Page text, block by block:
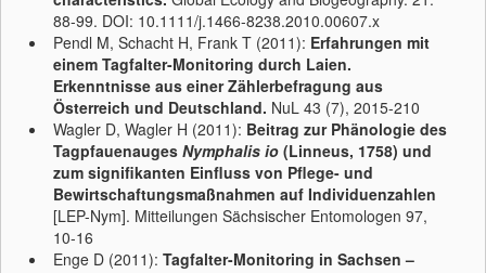
88-99. DOI: 10.1111/j.1466-8238.2010.00607.x
Pendl M, Schacht H, Frank T (2011): Erfahrungen mit
einem Tagfalter-Monitoring durch Laien.
Erkenntnisse aus einer Zählerbefragung aus
Österreich und Deutschland. NuL 43 (7), 2015-210
Wagler D, Wagler H (2011): Beitrag zur Phänologie des
Tagpfauenauges Nymphalis io (Linneus, 1758) und
zum signifikanten Einfluss von Pflege- und
Bewirtschaftungsmaßnahmen auf Individuenzahlen
[LEP-Nym]. Mitteilungen Sächsischer Entomologen 97,
10-16
Enge D (2011): Tagfalter-Monitoring in Sachsen –